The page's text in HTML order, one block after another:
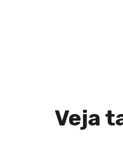
Veja